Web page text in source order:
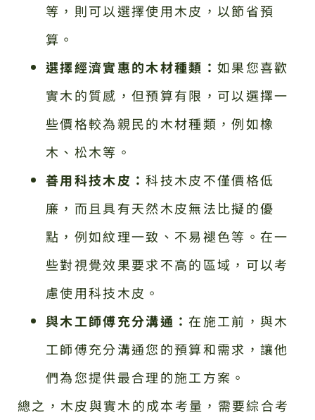
等，則可以選擇使用木皮，以節省預
算。
選擇經濟實惠的木材種類：如果您喜歡
實木的質感，但預算有限，可以選擇一
些價格較為親民的木材種類，例如橡
木、松木等。
善用科技木皮：科技木皮不僅價格低
廉，而且具有天然木皮無法比擬的優
點，例如紋理一致、不易褪色等。在一
些對視覺效果要求不高的區域，可以考
慮使用科技木皮。
與木工師傅充分溝通： 在施工前，與木
工師傅充分溝通您的預算和需求，讓他
們為您提供最合理的施工方案。
總之，木皮與實木的成本考量，需要綜合考